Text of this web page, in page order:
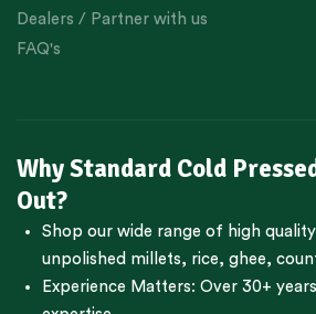
Dealers / Partner with us
FAQ's
Why Standard Cold
Out?
Shop our wide range of high
unpolished millets, rice, ghee,
Experience Matters: Over 30+